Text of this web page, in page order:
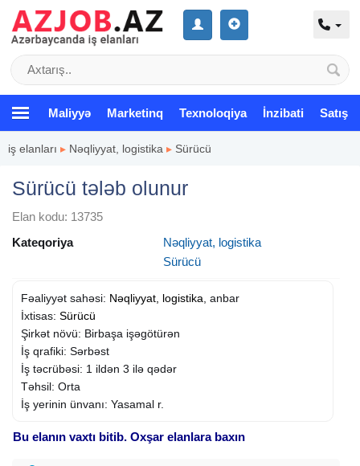
Maliyyə Marketinq Texnoloqiya İnzibati Satış
iş elanları ▸ Nəqliyyat, logistika ▸ Sürücü
Sürücü tələb olunur
Elan kodu: 13735
Kateqoriya
Nəqliyyat, logistika
Sürücü
Fəaliyyət sahəsi: Nəqliyyat, logistika , anbar
İxtisas: Sürücü
Şirkət növü: Birbaşa işəgötürən
İş qrafiki: Sərbəst
İş təcrübəsi: 1 ildən 3 ilə qədər
Təhsil: Orta
İş yerinin ünvanı: Yasamal r.
Bu elanın vaxtı bitib. Oxşar elanlara baxın